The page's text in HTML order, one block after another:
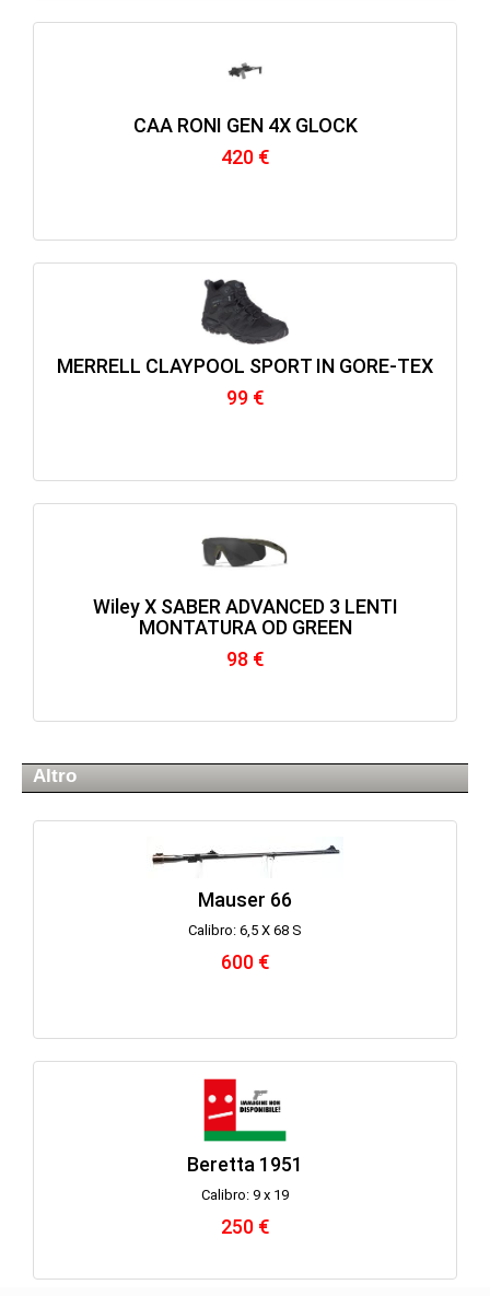
CAA RONI GEN 4X GLOCK
420 €
MERRELL CLAYPOOL SPORT IN GORE-TEX
99 €
Wiley X SABER ADVANCED 3 LENTI
MONTATURA OD GREEN
98 €
Altro
Mauser 66
Calibro: 6,5 X 68 S
600 €
Beretta 1951
Calibro: 9 x 19
250 €